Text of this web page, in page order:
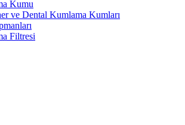
Kumu
ve Dental Kumlama Kumları
Filtresi